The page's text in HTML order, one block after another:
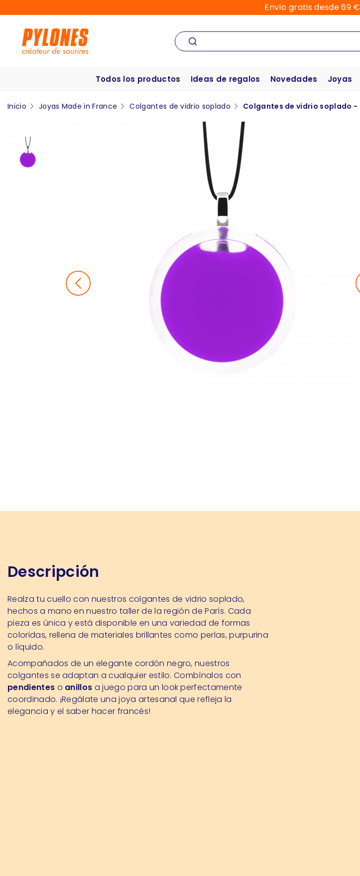
Envío gratis desde 69
Todos los productos Ideas de regalos Novedades Joyas
Inicio Joyas Made in France Colgantes de vidrio soplado Colgantes de vidrio soplado -
Descripción
Realza tu cuello con nuestros colgantes de vidrio soplado,
hechos a mano en nuestro taller de la región de París. Cada
pieza es única y está disponible en una variedad de formas
coloridas, rellena de materiales brillantes como perlas, purpurina
o líquido.
Acompañados de un elegante cordón negro, nuestros
colgantes se adaptan a cualquier estilo. Combínalos con
pendientes o anillos a juego para un look perfectamente
coordinado. ¡Regálate una joya artesanal que refleja la
elegancia y el saber hacer francés!